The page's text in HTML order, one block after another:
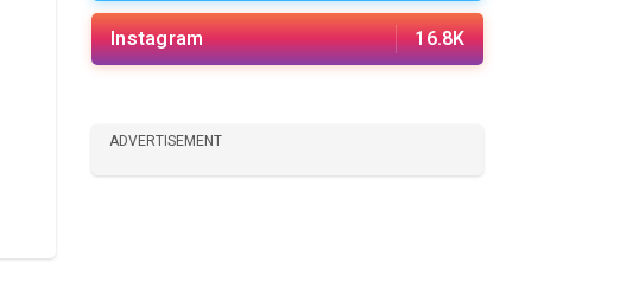
Instagram 16.8K
ADVERTISEMENT